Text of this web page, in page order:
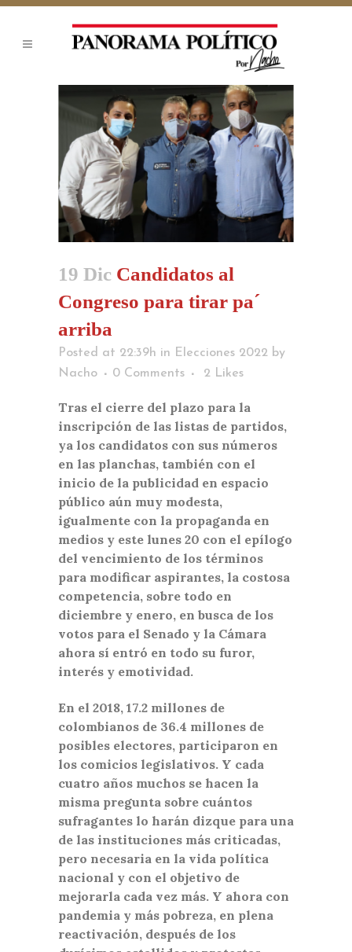
19 Dic Candidatos al
Congreso para tirar pa´
arriba
Posted at 22:39h in Elecciones 2022 by
Nacho
0 Comments 2 Likes
Tras el cierre del plazo para la
inscripción de las listas de partidos,
ya los candidatos con sus números
en las planchas, también con el
inicio de la publicidad en espacio
público aún muy modesta,
igualmente con la propaganda en
medios y este lunes 20 con el epílogo
del vencimiento de los términos
para modificar aspirantes, la costosa
competencia, sobre todo en
diciembre y enero, en busca de los
votos para el Senado y la Cámara
ahora sí entró en todo su furor,
interés y emotividad.
En el 2018, 17.2 millones de
colombianos de 36.4 millones de
posibles electores, participaron en
los comicios legislativos. Y cada
cuatro años muchos se hacen la
misma pregunta sobre cuántos
sufragantes lo harán dizque para una
de las instituciones más criticadas,
pero necesaria en la vida política
nacional y con el objetivo de
mejorarla cada vez más. Y ahora con
pandemia y más pobreza, en plena
reactivación, después de los